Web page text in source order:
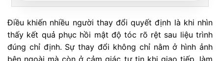
Điều khiến nhiều người thay đổi quyết định là khi nhìn
thấy kết quả phục hồi mật độ tóc rõ rệt sau liệu trình
đúng chỉ định. Sự thay đổi không chỉ nằm ở hình ảnh